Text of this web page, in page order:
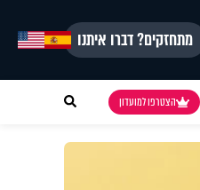
מתחזקים? דברו איתנו
הצטרפו למועדון